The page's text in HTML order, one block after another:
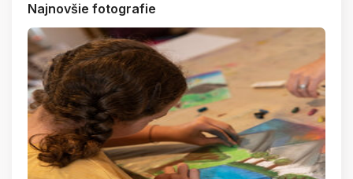
Najnovšie fotografie